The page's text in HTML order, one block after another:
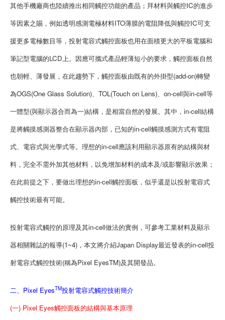
其他手機廠商也陸續推出相同觸控功能的產品；拜材料與觸控IC的進步
等因素之賜，例如透明感測電極材料ITO薄膜的電阻降低與觸控IC可支
援更多電極數目等，投射電容式觸控面板也用在面積更大的平板電腦和
筆記型電腦的LCD上。因應可攜式產品輕薄短小的要求，觸控面板自然
也朝輕、薄發展，在此趨勢下，觸控面板由既有的外掛型(add-on)轉變
為OGS(One Glass Solution)、TOL(Touch on Lens)、on-cell與in-cell等
一體型(與顯示器合而為一)結構，是相當自然的發展。其中，in-cell結構
是將觸摸感測器整合在顯示器內部，已知的in-cell觸摸感測方式有電阻
式、電容式與光學式等。理想的in-cell應該利用顯示器原有的結構與材
料，完全不需外加其他材料，以免增加材料的成本及/或影響顯示效果；
在此前提之下，要做出理想的in-cell觸控面板，似乎還是以投射電容式
觸控技術最有可能。
投射電容式觸控的原理及其in-cell做法的實例，可參考工業材料及顯示
器相關雜誌的報導(1~4)，本文將介紹Japan Display最近發表的in-cell投
射電容式觸控技術(稱為Pixel EyesTM)及其開發品。
二、Pixel EyesTM投射電容式觸控技術簡介
(一) Pixel Eyes觸控面板的結構與基本原理